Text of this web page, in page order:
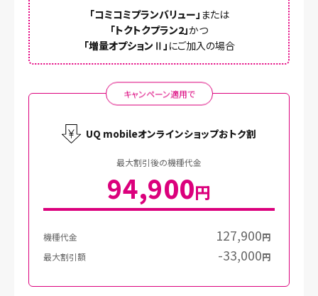
「コミコミプランバリュー」 または
「トクトクプラン2」かつ
「増量オプションⅡ」 にご加入の場合
キャンペーン適用で
UQ mobileオンラインショップおトク割
最大割引後の機種代金
94,900円
機種代金 127,900円
最大割引額
-33,000円